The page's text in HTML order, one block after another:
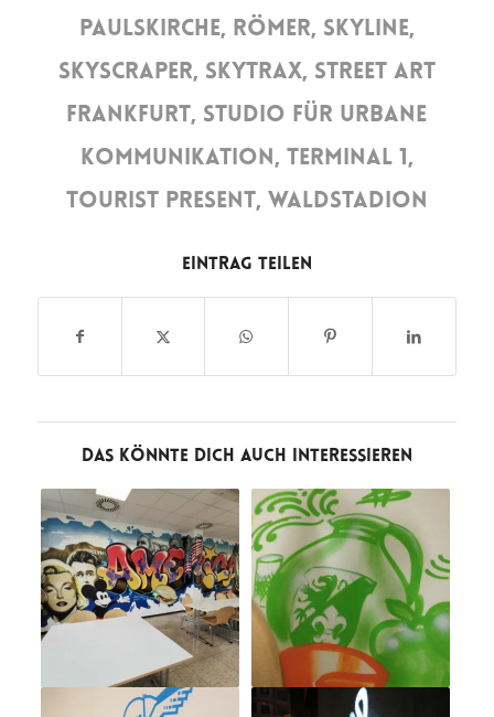
PAULSKIRCHE, RÖMER, SKYLINE,
SKYSCRAPER, SKYTRAX, STREET ART
FRANKFURT, STUDIO FÜR URBANE
KOMMUNIKATION, TERMINAL 1,
TOURIST PRESENT, WALDSTADION
Eintrag teilen
Das könnte Dich auch interessieren